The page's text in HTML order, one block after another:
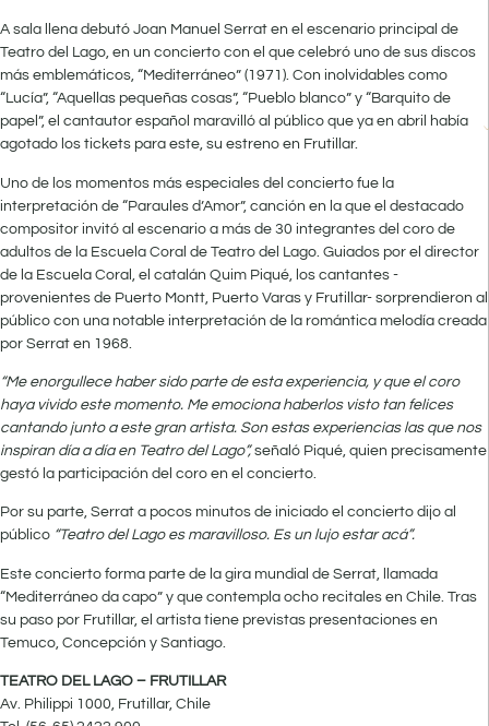
A sala llena debutó Joan Manuel Serrat en el escenario principal de
Teatro del Lago, en un concierto con el que celebró uno de sus discos
más emblemáticos, “Mediterráneo” (1971). Con inolvidables como
“Lucía”, “Aquellas pequeñas cosas”, “Pueblo blanco” y “Barquito de
papel”, el cantautor español maravilló al público que ya en abril había
agotado los tickets para este, su estreno en Frutillar.
Uno de los momentos más especiales del concierto fue la
interpretación de “Paraules d’Amor”, canción en la que el destacado
compositor invitó al escenario a más de 30 integrantes del coro de
adultos de la Escuela Coral de Teatro del Lago. Guiados por el director
de la Escuela Coral, el catalán Quim Piqué, los cantantes -
provenientes de Puerto Montt, Puerto Varas y Frutillar- sorprendieron al
público con una notable interpretación de la romántica melodía creada
por Serrat en 1968.
“Me enorgullece haber sido parte de esta experiencia, y que el coro
haya vivido este momento. Me emociona haberlos visto tan felices
cantando junto a este gran artista. Son estas experiencias las que nos
inspiran día a día en Teatro del Lago”,señaló Piqué, quien precisamente
gestó la participación del coro en el concierto.
Por su parte, Serrat a pocos minutos de iniciado el concierto dijo al
público “Teatro del Lago es maravilloso. Es un lujo estar acá”.
Este concierto forma parte de la gira mundial de Serrat, llamada
“Mediterráneo da capo” y que contempla ocho recitales en Chile. Tras
su paso por Frutillar, el artista tiene previstas presentaciones en
Temuco, Concepción y Santiago.
TEATRO DEL LAGO – FRUTILLAR
Av. Philippi 1000, Frutillar, Chile